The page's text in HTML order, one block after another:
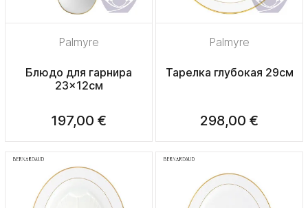
Palmyre
Блюдо для гарнира
23x12см
197,00 €
Palmyre
Тарелка глубокая 29см
298,00 €